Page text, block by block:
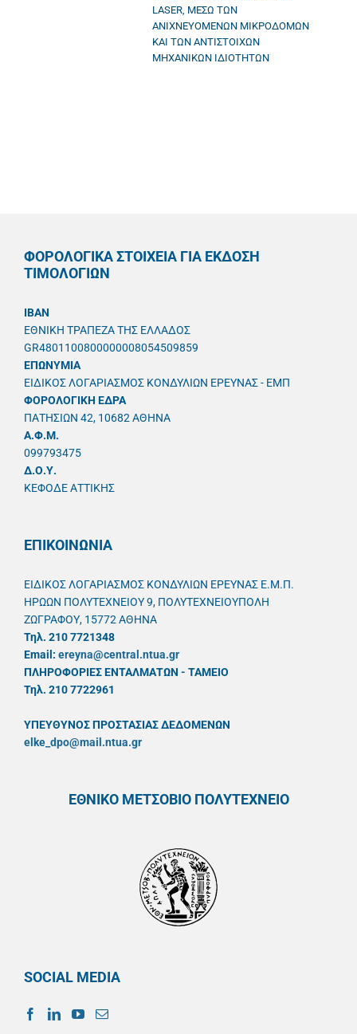
LASER, ΜΕΣΩ ΤΩΝ
ΑΝΙΧΝΕΥΟΜΕΝΩΝ ΜΙΚΡΟΔΟΜΩΝ
ΚΑΙ ΤΩΝ ΑΝΤΙΣΤΟΙΧΩΝ
ΜΗΧΑΝΙΚΩΝ ΙΔΙΟΤΗΤΩΝ
ΦΟΡΟΛΟΓΙΚΑ ΣΤΟΙΧΕΙΑ ΓΙΑ ΕΚΔΟΣΗ
ΤΙΜΟΛΟΓΙΩΝ
IBAN
ΕΘΝΙΚΗ ΤΡΑΠΕΖΑ ΤΗΣ ΕΛΛΑΔΟΣ
GR4801100800000008054509859
ΕΠΩΝΥΜΙΑ
ΕΙΔΙΚΟΣ ΛΟΓΑΡΙΑΣΜΟΣ ΚΟΝΔΥΛΙΩΝ ΕΡΕΥΝΑΣ - ΕΜΠ
ΦΟΡΟΛΟΓΙΚΗ ΕΔΡΑ
ΠΑΤΗΣΙΩΝ 42, 10682 ΑΘΗΝΑ
A.Φ.Μ.
099793475
Δ.Ο.Υ.
ΚΕΦΟΔΕ ΑΤΤΙΚΗΣ
ΕΠΙΚΟΙΝΩΝΙΑ
ΕΙΔΙΚΟΣ ΛΟΓΑΡΙΑΣΜΟΣ ΚΟΝΔΥΛΙΩΝ ΕΡΕΥΝΑΣ Ε.Μ.Π.
ΗΡΩΩΝ ΠΟΛΥΤΕΧΝΕΙΟΥ 9, ΠΟΛΥΤΕΧΝΕΙΟΥΠΟΛΗ
ΖΩΓΡΑΦΟΥ, 15772 ΑΘΗΝΑ
Τηλ. 210 7721348
Email: ereyna@central.ntua.gr
ΠΛΗΡΟΦΟΡΙΕΣ ΕΝΤΑΛΜΑΤΩΝ - ΤΑΜΕΙΟ
Τηλ. 210 7722961
ΥΠΕΥΘYΝΟΣ ΠΡΟΣΤΑΣΙΑΣ ΔΕΔΟΜΕΝΩΝ
elke_dpo@mail.ntua.gr
ΕΘΝΙΚΟ ΜΕΤΣΟΒΙΟ ΠΟΛΥΤΕΧΝΕΙΟ
SOCIAL MEDIA